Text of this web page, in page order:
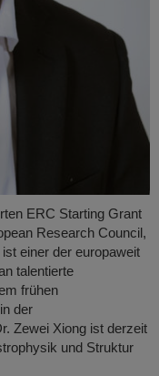
ERC Starting Grant
Research Council,
einer der europaweit
talentierte
frühen
der
Zewei Xiong ist derzeit
und Struktur